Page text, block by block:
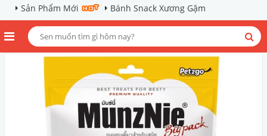
Sản Phẩm Mới Bánh Snack Xương Gặm